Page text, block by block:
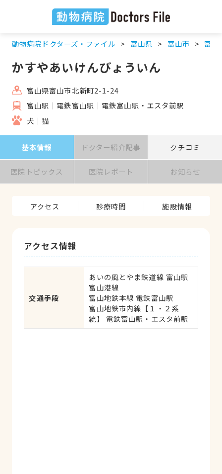
動物病院ドクターズ・ファイル 富山県 富山市 富山
かすやあいけんびょういん
富山県富山市北新町2-1-24
富山駅
電鉄富山駅
電鉄富山駅・エスタ前駅
犬
猫
基本情報 ドクター紹介記事 クチコミ
医院トピックス 医院レポート お知らせ
アクセス 診療時間 施設情報
アクセス情報
交通手段
あいの風とやま鉄道線 富山駅
富山港線
富山地鉄本線 電鉄富山駅
富山地鉄市内線【１・２系
統】 電鉄富山駅・エスタ前駅